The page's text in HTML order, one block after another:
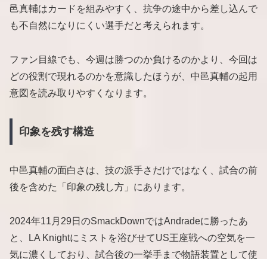
邑真輔はカードを組みやすく、抗争の途中から差し込んで
も不自然になりにくい選手だと考えられます。
ファン目線でも、今週は勝つのか負けるのかより、今回は
どの役割で現れるのかを意識したほうが、中邑真輔の起用
意図を読み取りやすくなります。
印象を残す構造
中邑真輔の面白さは、技の派手さだけではなく、試合の前
後を含めた「印象の残し方」にあります。
2024年11月29日のSmackDownではAndradeに勝ったあ
と、LA Knightにミストを浴びせてUS王座戦への空気を一
気に濃くしており、試合後の一挙手まで物語装置として使